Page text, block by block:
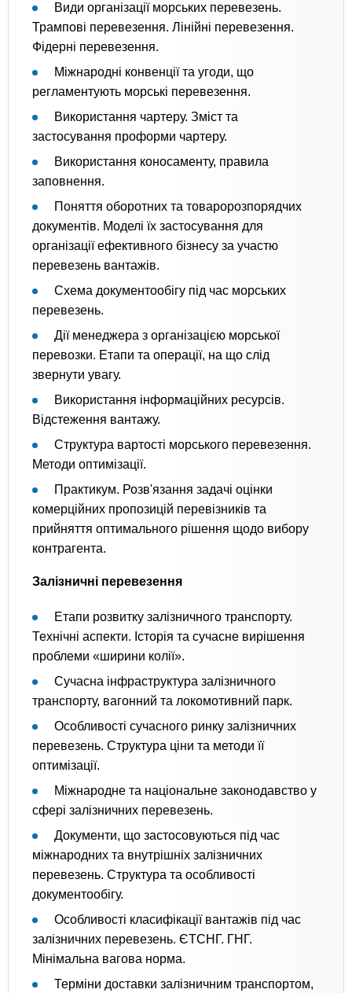
Види організації морських перевезень.
Трампові перевезення. Лінійні перевезення.
Фідерні перевезення.
Міжнародні конвенції та угоди, що
регламентують морські перевезення.
Використання чартеру. Зміст та
застосування проформи чартеру.
Використання коносаменту, правила
заповнення.
Поняття оборотних та товаророзпорядчих
документів. Моделі їх застосування для
організації ефективного бізнесу за участю
перевезень вантажів.
Схема документообігу під час морських
перевезень.
Дії менеджера з організацією морської
перевозки. Етапи та операції, на що слід
звернути увагу.
Використання інформаційних ресурсів.
Відстеження вантажу.
Структура вартості морського перевезення.
Методи оптимізації.
Практикум. Розв'язання задачі оцінки
комерційних пропозицій перевізників та
прийняття оптимального рішення щодо вибору
контрагента.
Залізничні перевезення
Етапи розвитку залізничного транспорту.
Технічні аспекти. Історія та сучасне вирішення
проблеми «ширини колії».
Сучасна інфраструктура залізничного
транспорту, вагонний та локомотивний парк.
Особливості сучасного ринку залізничних
перевезень. Структура ціни та методи її
оптимізації.
Міжнародне та національне законодавство у
сфері залізничних перевезень.
Документи, що застосовуються під час
міжнародних та внутрішніх залізничних
перевезень. Структура та особливості
документообігу.
Особливості класифікації вантажів під час
залізничних перевезень. ЄТСНГ. ГНГ.
Мінімальна вагова норма.
Терміни доставки залізничним транспортом,